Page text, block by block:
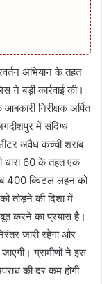
अभियान के तहत
बड़ी कार्रवाई की।
निरीक्षक अर्पित
में संदिग्ध
अवैध कच्ची शराब
धारा 60 के तहत एक
400 क्विंटल लहन को
तोड़ने की दिशा में
करने का प्रयास है।
जारी रहेगा और
ग्रामीणों ने इस
की दर कम होगी